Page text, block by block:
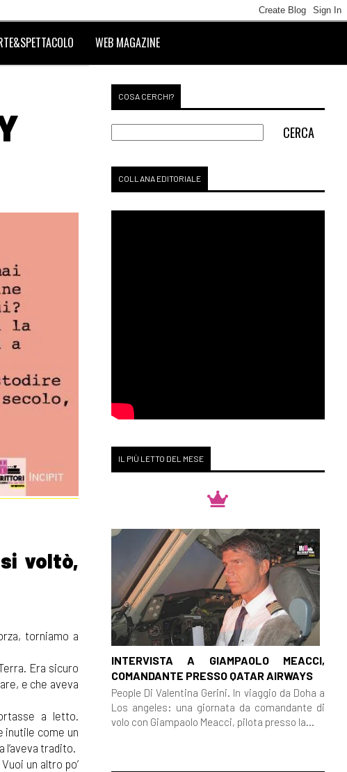
WEB MAGAZINE
voltò,
torniamo a
Era sicuro
e che aveva
a letto.
inutile come un
l’aveva tradito.
un altro po’
COSA CERCHI?
COLLANA EDITORIALE
IL PIÙ LETTO DEL MESE
INTERVISTA A GIAMPAOLO MEACCI,
COMANDANTE PRESSO QATAR AIRWAYS
People Di Valentina Gerini. In viaggio da Doha a
Los angeles: una giornata da comandante di
volo con Giampaolo Meacci, pilota presso la...